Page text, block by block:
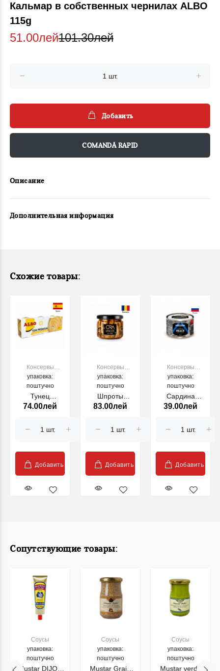
Кальмар в собственных чернилах ALBO
115g
51.00лей101.30лей
Добавить
COMANDĂ RAPID
Описание
Дополнительная информация
Схожие товары:
Консервы
рыбные и
морепродукты
упаковка:
поштучно
Тунец
PREMIUM
РАСТИТЕЛЬНОМ
3*80г
74.00лей
Добавить
Консервы
рыбные и
морепродукты
упаковка:
поштучно
Шпроты
копченые в
250g
83.00лей
Добавить
Консервы
рыбные и
морепродукты
упаковка:
поштучно
Сардина
Иваси
Доброфлот
39.00лей
Добавить
Сопутствующие товары:
Соусы
упаковка:
поштучно
Mustar DIJON
Соусы
упаковка:
поштучно
Mustar Grain
Соусы
упаковка:
поштучно
Mustar verde